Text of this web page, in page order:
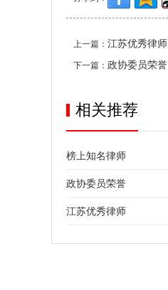
上一篇： 江苏优秀律师
下一篇： 政协委员荣誉
相关推荐
榜上知名律师
政协委员荣誉
江苏优秀律师